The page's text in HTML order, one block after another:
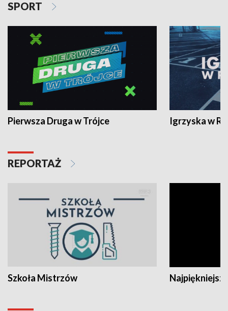
SPORT
Pierwsza Druga w Trójce Igrzyska w
REPORTAŻ
Szkoła Mistrzów